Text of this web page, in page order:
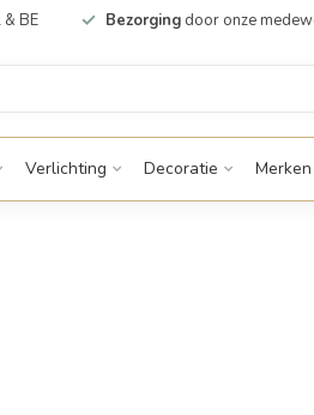
BE Bezorging door onze
Verlichting Decoratie Merken